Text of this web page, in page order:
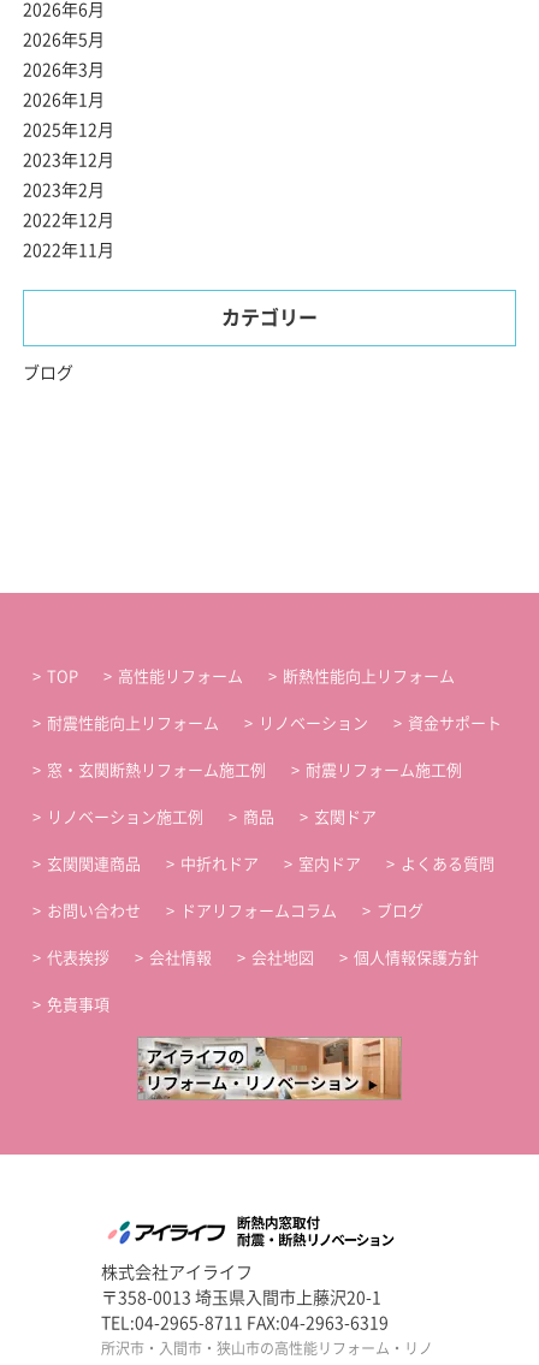
2026年6月
2026年5月
2026年3月
2026年1月
2025年12月
2023年12月
2023年2月
2022年12月
2022年11月
カテゴリー
ブログ
TOP 高性能リフォーム 断熱性能向上リフォーム
耐震性能向上リフォーム リノベーション 資金サポート
窓・玄関断熱リフォーム施工例 耐震リフォーム施工例
リノベーション施工例 商品 玄関ドア
玄関関連商品 中折れドア 室内ドア よくある質問
お問い合わせ ドアリフォームコラム ブログ
代表挨拶 会社情報 会社地図 個人情報保護方針
免責事項
株式会社アイライフ
〒358-0013 埼玉県入間市上藤沢20-1
TEL:04-2965-8711 FAX:04-2963-6319
所沢市・入間市・狭山市の高性能リフォーム・リノ